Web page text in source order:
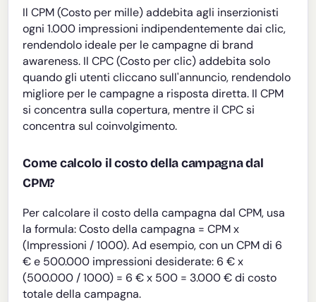
Il CPM (Costo per mille) addebita agli inserzionisti
ogni 1.000 impressioni indipendentemente dai clic,
rendendolo ideale per le campagne di brand
awareness. Il CPC (Costo per clic) addebita solo
quando gli utenti cliccano sull'annuncio, rendendolo
migliore per le campagne a risposta diretta. Il CPM
si concentra sulla copertura, mentre il CPC si
concentra sul coinvolgimento.
Come calcolo il costo della campagna dal
CPM?
Per calcolare il costo della campagna dal CPM, usa
la formula: Costo della campagna = CPM x
(Impressioni / 1000). Ad esempio, con un CPM di 6
€ e 500.000 impressioni desiderate: 6 € x
(500.000 / 1000) = 6 € x 500 = 3.000 € di costo
totale della campagna.